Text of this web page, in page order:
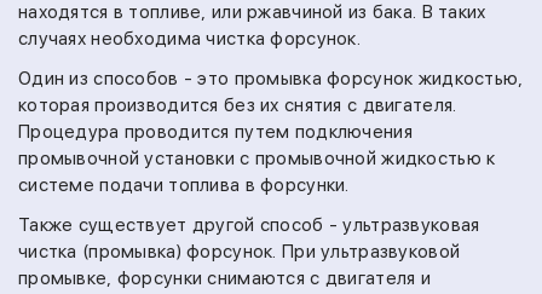
находятся в топливе, или ржавчиной из бака. В таких
случаях необходима чистка форсунок.
Один из способов - это промывка форсунок жидкостью,
которая производится без их снятия с двигателя.
Процедура проводится путем подключения
промывочной установки с промывочной жидкостью к
системе подачи топлива в форсунки.
Также существует другой способ - ультразвуковая
чистка (промывка) форсунок. При ультразвуковой
промывке, форсунки снимаются с двигателя и